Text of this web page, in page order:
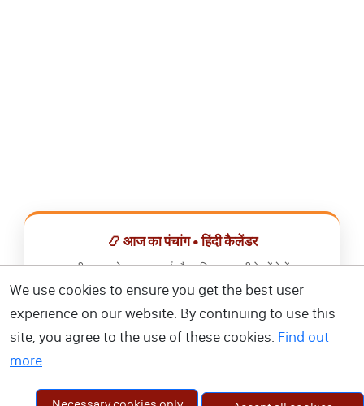
📿 आज का पंचांग • हिंदी कैलेंडर
सभी व्रत, त्योहार, शुभ मुहूर्त और राशिफल एक ही ऐप में देखें।
📅 हिंदी कैलेंडर ऐप डाउनलोड करें
We use cookies to ensure you get the best user
experience on our website. By continuing to use this
site, you agree to the use of these cookies. Find out
more